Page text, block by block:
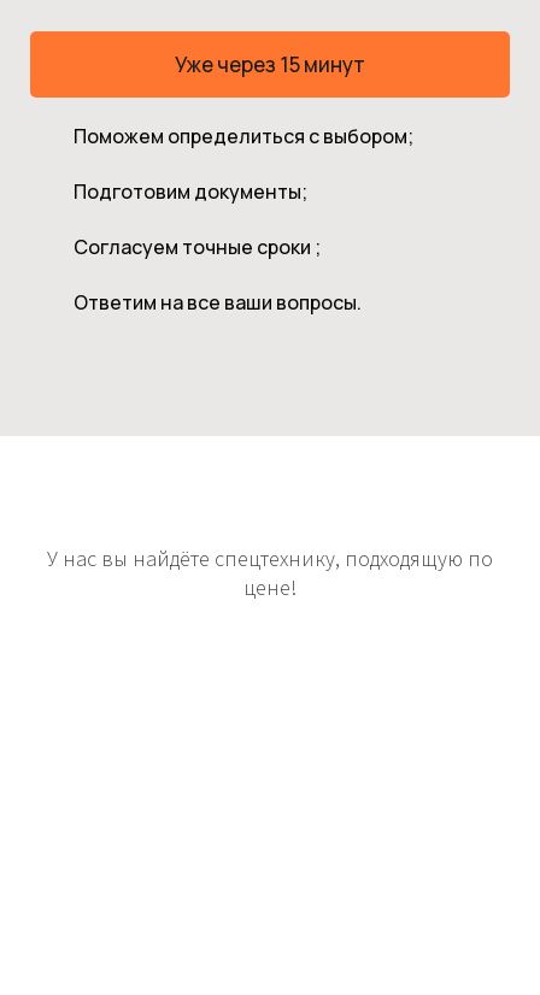
Уже через 15 минут
Поможем определиться с выбором;
Подготовим документы;
Согласуем точные сроки ;
Ответим на все ваши вопросы.
У нас вы найдёте спецтехнику, подходящую по
цене!